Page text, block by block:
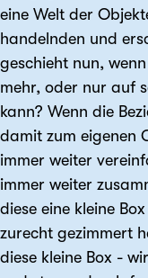
eine Welt der
handelnden und
geschieht nun,
mehr, oder nur auf
kann? Wenn die
damit zum eigenen
immer weiter
immer weiter
diese eine kleine
zurecht gezimmert
diese kleine Box -